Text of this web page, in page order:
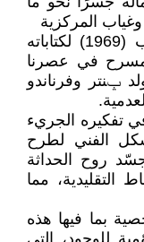
المركزية
حصل ݒيكت على جائزة نوبل للآداب (1969) لكتاباته
في عصرنا
ݒنتر وفرناندو
تفكيره الجريء
الفني لطرح
روح الحداثة
التقليدية، مما
بما فيها هذه